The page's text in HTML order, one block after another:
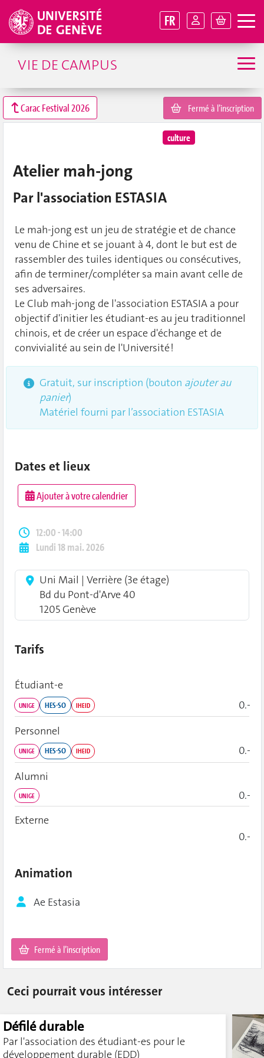
FR
VIE DE CAMPUS
Carac Festival 2026 Fermé à l’inscription
culture
Atelier mah-jong
Par l'association ESTASIA
Le mah-jong est un jeu de stratégie et de chance
venu de Chine et se jouant à 4, dont le but est de
rassembler des tuiles identiques ou consécutives,
afin de terminer/compléter sa main avant celle de
ses adversaires.
Le Club mah-jong de l'association ESTASIA a pour
objectif d'initier les étudiant-es au jeu traditionnel
chinois, et de créer un espace d'échange et de
convivialité au sein de l'Université !
Gratuit, sur inscription (bouton ajouter au
panier)
Matériel fourni par l’association ESTASIA
Dates et lieux
Ajouter à votre calendrier
12:00 - 14:00
Lundi 18 mai. 2026
Uni Mail | Verrière (3e étage)
Bd du Pont-d'Arve 40
1205 Genève
Tarifs
Étudiant‑e
UNIGE HES-SO IHEID
0.-
Personnel
UNIGE HES-SO IHEID
0.-
Alumni
UNIGE
0.-
Externe
0.-
Animation
Ae Estasia
Fermé à l’inscription
Ceci pourrait vous intéresser
Défilé durable
Par l'association des étudiant-es pour le
développement durable (EDD)